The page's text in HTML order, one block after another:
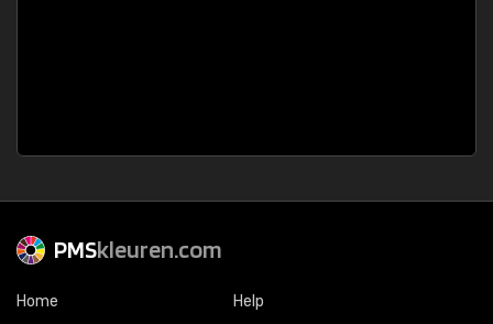
PMSkleuren.com
Home
Help